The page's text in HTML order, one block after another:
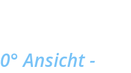
Ansicht -